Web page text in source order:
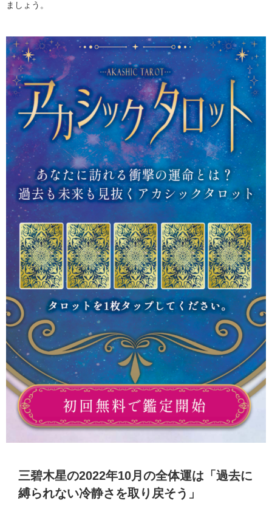
ましょう。
三碧木星の2022年10月の全体運は「過去に
縛られない冷静さを取り戻そう」